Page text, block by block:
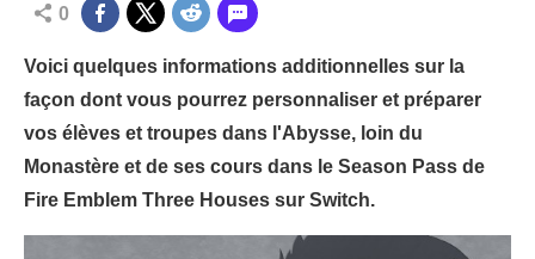
0
Voici quelques informations additionnelles sur la
façon dont vous pourrez personnaliser et préparer
vos élèves et troupes dans l'Abysse, loin du
Monastère et de ses cours dans le Season Pass de
Fire Emblem Three Houses sur Switch.